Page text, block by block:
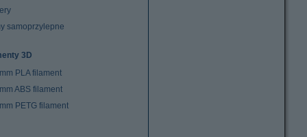
samoprzylepne
3D
PLA filament
ABS filament
PETG filament